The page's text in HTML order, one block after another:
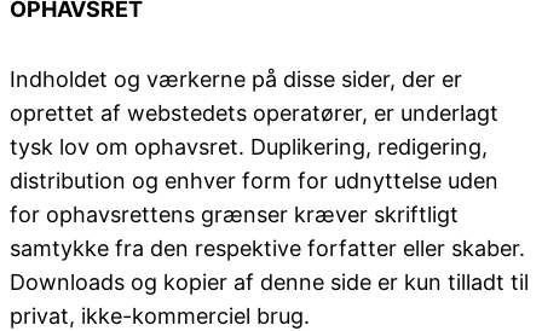
OPHAVSRET
Indholdet og værkerne på disse sider, der er
oprettet af webstedets operatører, er underlagt
tysk lov om ophavsret. Duplikering, redigering,
distribution og enhver form for udnyttelse uden
for ophavsrettens grænser kræver skriftligt
samtykke fra den respektive forfatter eller skaber.
Downloads og kopier af denne side er kun tilladt til
privat, ikke-kommerciel brug.